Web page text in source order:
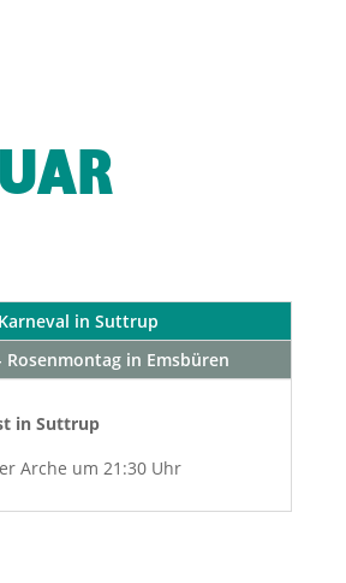
in Suttrup
Rosenmontag in Emsbüren
in Suttrup
Arche um 21:30 Uhr